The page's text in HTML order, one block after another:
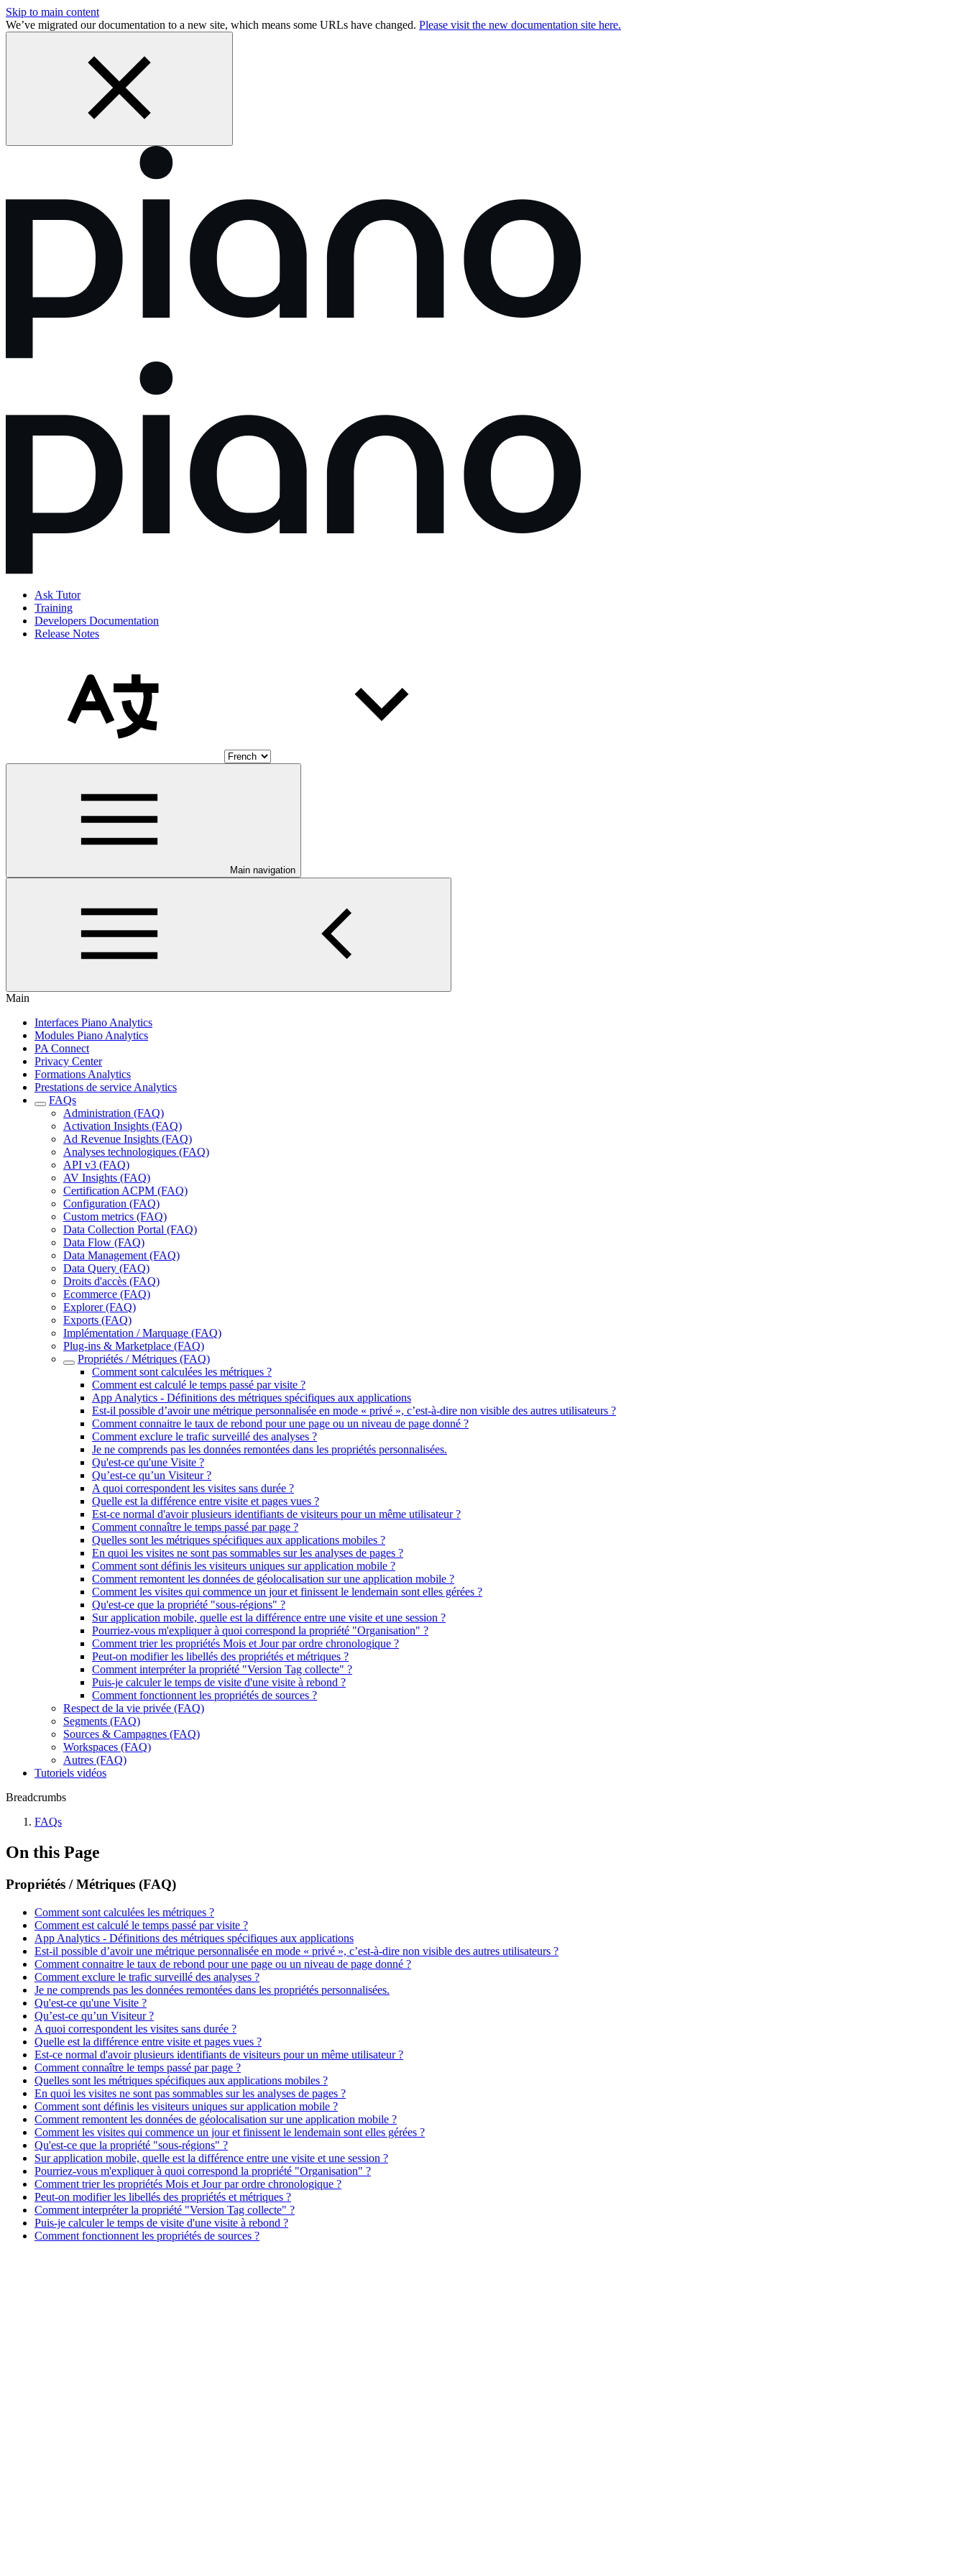
Skip to main content
We’ve migrated our documentation to a new site, which means some URLs have changed. Please visit the new documentation site here.
Ask Tutor
Training
Developers Documentation
Release Notes
Main navigation
Main
Interfaces Piano Analytics
Modules Piano Analytics
PA Connect
Privacy Center
Formations Analytics
Prestations de service Analytics
FAQs
Administration (FAQ)
Activation Insights (FAQ)
Ad Revenue Insights (FAQ)
Analyses technologiques (FAQ)
API v3 (FAQ)
AV Insights (FAQ)
Certification ACPM (FAQ)
Configuration (FAQ)
Custom metrics (FAQ)
Data Collection Portal (FAQ)
Data Flow (FAQ)
Data Management (FAQ)
Data Query (FAQ)
Droits d'accès (FAQ)
Ecommerce (FAQ)
Explorer (FAQ)
Exports (FAQ)
Implémentation / Marquage (FAQ)
Plug-ins & Marketplace (FAQ)
Propriétés / Métriques (FAQ)
Comment sont calculées les métriques ?
Comment est calculé le temps passé par visite ?
App Analytics - Définitions des métriques spécifiques aux applications
Est-il possible d’avoir une métrique personnalisée en mode « privé », c’est-à-dire non visible des autres utilisateurs ?
Comment connaitre le taux de rebond pour une page ou un niveau de page donné ?
Comment exclure le trafic surveillé des analyses ?
Je ne comprends pas les données remontées dans les propriétés personnalisées.
Qu'est-ce qu'une Visite ?
Qu’est-ce qu’un Visiteur ?
A quoi correspondent les visites sans durée ?
Quelle est la différence entre visite et pages vues ?
Est-ce normal d'avoir plusieurs identifiants de visiteurs pour un même utilisateur ?
Comment connaître le temps passé par page ?
Quelles sont les métriques spécifiques aux applications mobiles ?
En quoi les visites ne sont pas sommables sur les analyses de pages ?
Comment sont définis les visiteurs uniques sur application mobile ?
Comment remontent les données de géolocalisation sur une application mobile ?
Comment les visites qui commence un jour et finissent le lendemain sont elles gérées ?
Qu'est-ce que la propriété "sous-régions" ?
Sur application mobile, quelle est la différence entre une visite et une session ?
Pourriez-vous m'expliquer à quoi correspond la propriété "Organisation" ?
Comment trier les propriétés Mois et Jour par ordre chronologique ?
Peut-on modifier les libellés des propriétés et métriques ?
Comment interpréter la propriété "Version Tag collecte" ?
Puis-je calculer le temps de visite d'une visite à rebond ?
Comment fonctionnent les propriétés de sources ?
Respect de la vie privée (FAQ)
Segments (FAQ)
Sources & Campagnes (FAQ)
Workspaces (FAQ)
Autres (FAQ)
Tutoriels vidéos
Breadcrumbs
FAQs
On this Page
Propriétés / Métriques (FAQ)
Comment sont calculées les métriques ?
Comment est calculé le temps passé par visite ?
App Analytics - Définitions des métriques spécifiques aux applications
Est-il possible d’avoir une métrique personnalisée en mode « privé », c’est-à-dire non visible des autres utilisateurs ?
Comment connaitre le taux de rebond pour une page ou un niveau de page donné ?
Comment exclure le trafic surveillé des analyses ?
Je ne comprends pas les données remontées dans les propriétés personnalisées.
Qu'est-ce qu'une Visite ?
Qu’est-ce qu’un Visiteur ?
A quoi correspondent les visites sans durée ?
Quelle est la différence entre visite et pages vues ?
Est-ce normal d'avoir plusieurs identifiants de visiteurs pour un même utilisateur ?
Comment connaître le temps passé par page ?
Quelles sont les métriques spécifiques aux applications mobiles ?
En quoi les visites ne sont pas sommables sur les analyses de pages ?
Comment sont définis les visiteurs uniques sur application mobile ?
Comment remontent les données de géolocalisation sur une application mobile ?
Comment les visites qui commence un jour et finissent le lendemain sont elles gérées ?
Qu'est-ce que la propriété "sous-régions" ?
Sur application mobile, quelle est la différence entre une visite et une session ?
Pourriez-vous m'expliquer à quoi correspond la propriété "Organisation" ?
Comment trier les propriétés Mois et Jour par ordre chronologique ?
Peut-on modifier les libellés des propriétés et métriques ?
Comment interpréter la propriété "Version Tag collecte" ?
Puis-je calculer le temps de visite d'une visite à rebond ?
Comment fonctionnent les propriétés de sources ?